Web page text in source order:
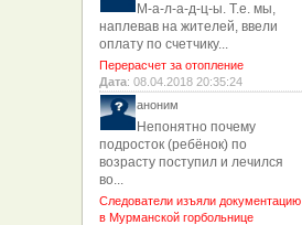
М-а-л-а-д-ц-ы. Т.е. мы,
наплевав на жителей, ввели
оплату по счетчику...
Перерасчет за отопление
Дата: 08.04.2018 20:35:24
аноним
Непонятно почему
подросток (ребёнок) по
возрасту поступил и лечился
во...
Следователи изъяли документацию
в Мурманской горбольнице